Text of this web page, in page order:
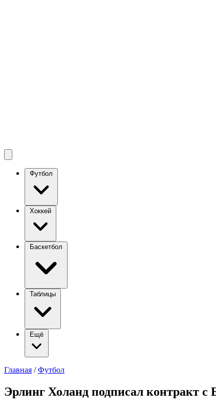
Футбол
Хоккей
Баскетбол
Таблицы
Ещё
Главная / Футбол
Эрлинг Холанд подписал контракт с